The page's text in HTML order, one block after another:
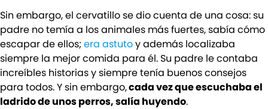
Sin embargo, el cervatillo se dio cuenta de una cosa: su
padre no temía a los animales más fuertes, sabía cómo
escapar de ellos; era astutoy además localizaba
siempre la mejor comida para él. Su padre le contaba
increíbles historias y siempre tenía buenos consejos
para todos. Y sin embargo,cada vez que escuchaba el
ladrido de unos perros, salía huyendo.